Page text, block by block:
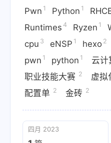
Pwn 1 Python 1
Runtimes 4 Ryzen 1
cpu 3 eNSP 1 hexo 2
pwn 1 python 1 云计
职业技能大赛 2 虚拟
配置单 2 金砖 2
四月 2023